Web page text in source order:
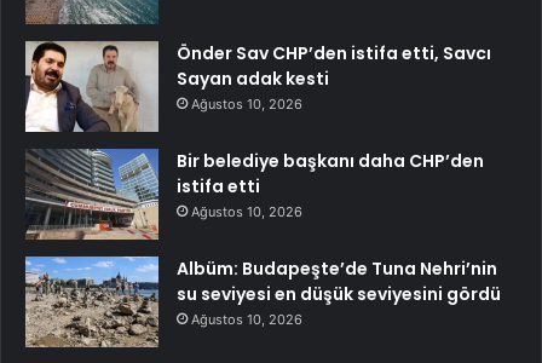
Önder Sav CHP’den istifa etti, Savcı
Sayan adak kesti
Ağustos 10, 2026
Bir belediye başkanı daha CHP’den
istifa etti
Ağustos 10, 2026
Albüm: Budapeşte’de Tuna Nehri’nin
su seviyesi en düşük seviyesini gördü
Ağustos 10, 2026